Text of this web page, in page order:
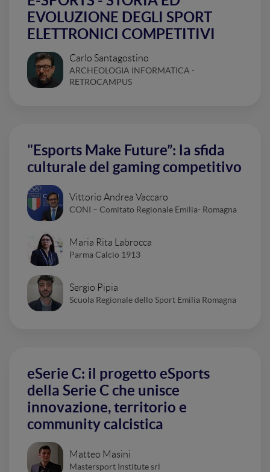
EVOLUZIONE DEGLI SPORT
ELETTRONICI COMPETITIVI
Carlo Santagostino
ARCHEOLOGIA INFORMATICA -
RETROCAMPUS
"Esports Make Future”: la sfida
culturale del gaming competitivo
Vittorio Andrea Vaccaro
CONI – Comitato Regionale Emilia- Romagna
Maria Rita Labrocca
Parma Calcio 1913
Sergio Pipia
Scuola Regionale dello Sport Emilia Romagna
eSerie C: il progetto eSports
della Serie C che unisce
innovazione, territorio e
community calcistica
Matteo Masini
Mastersport Institute srl